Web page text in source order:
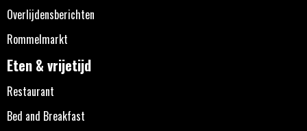
Overlijdensberichten
Rommelmarkt
Eten & vrijetijd
Restaurant
Bed and Breakfast